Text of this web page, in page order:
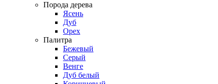
Порода дерева
Ясень
Дуб
Орех
Палитра
Бежевый
Серый
Венге
Дуб белый